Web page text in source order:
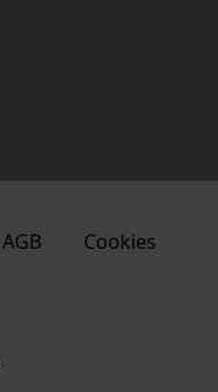
AGB Cookies